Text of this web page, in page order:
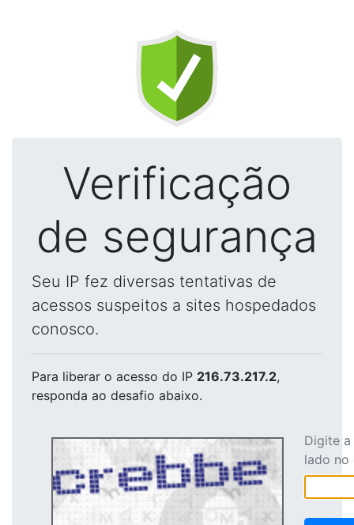
Verificação
de segurança
Seu IP fez diversas tentativas de
acessos suspeitos a sites hospedados
conosco.
Para liberar o acesso do IP 216.73.217.2,
responda ao desafio abaixo.
Digite
lado no